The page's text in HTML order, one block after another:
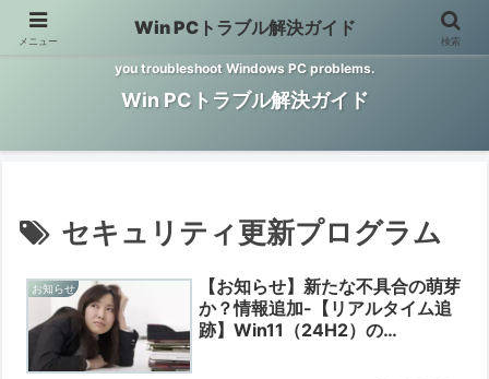
Windows PCのトラブル解決をお手伝いするサイトです。 This site helps
you troubleshoot Windows PC problems.
Win PCトラブル解決ガイド
セキュリティ更新プログラム
お知らせ
【お知らせ】新たな不具合の萌芽
か？情報追加-【リアルタイム追
跡】Win11（24H2）の
メニュー
Win PCトラブル解決ガイド
検索